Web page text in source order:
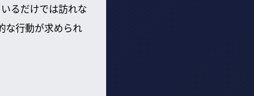
るだけでは訪れな
な行動が求められ